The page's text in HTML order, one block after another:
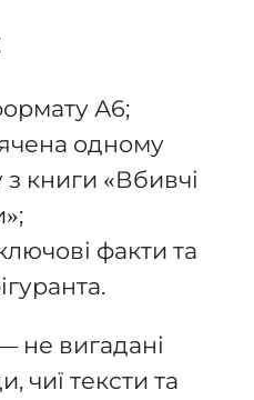
А6;
одному
книги «Вбивчі
факти та
не вигадані
чиї тексти та